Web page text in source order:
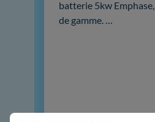
batterie 5kw
de gamme. …